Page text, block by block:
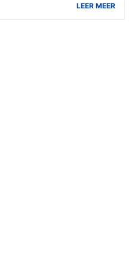
LEER MEER